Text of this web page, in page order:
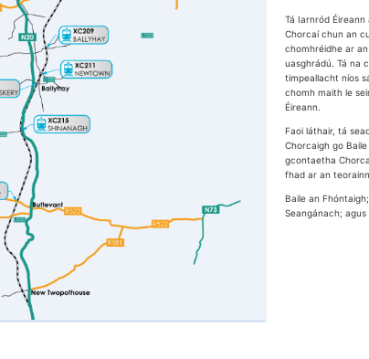
Tá Iarnród
Chorcaí chun an
chomhréidhe ar
uasghrádú. Tá na
timpeallacht níos
chomh maith le
Éireann.
Faoi láthair, tá
Chorcaigh go
gcontaetha
fhad ar an
Baile an
Seangánach; agus